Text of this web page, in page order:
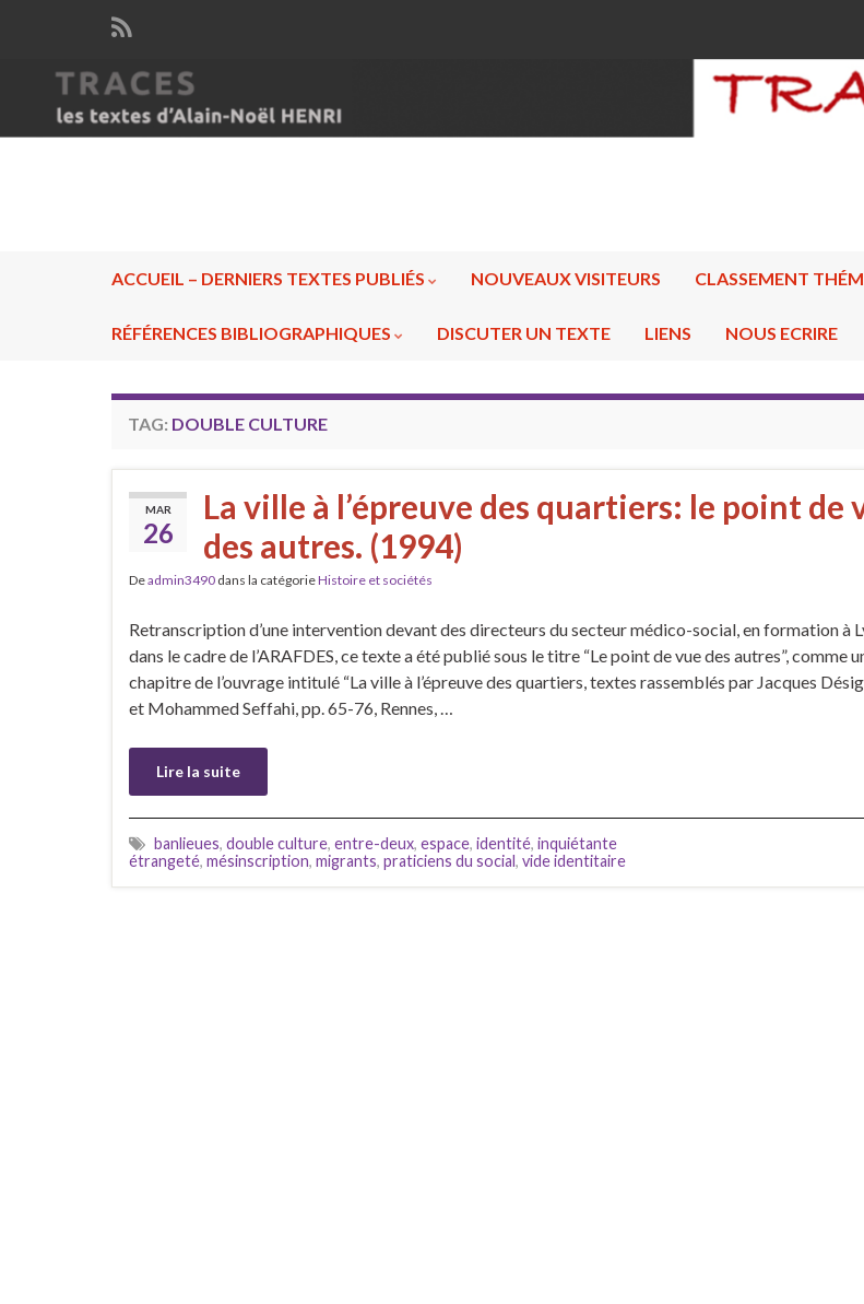
ACCUEIL – DERNIERS TEXTES PUBLIÉS NOUVEAUX VISITEURS CLASSEMENT
RÉFÉRENCES BIBLIOGRAPHIQUES DISCUTER UN TEXTE LIENS NOUS ECRIRE
TAG: DOUBLE CULTURE
MAR
26
La ville à l’épreuve des quartiers: le point de
des autres. (1994)
Deadmin3490 dans la catégorieHistoire et sociétés
Retranscription d’une intervention devant des directeurs du secteur médico-social, en formation à
dans le cadre de l’ARAFDES, ce texte a été publié sous le titre “Le point de vue des autres”, comme
chapitre de l’ouvrage intitulé “La ville à l’épreuve des quartiers, textes rassemblés par Jacques
et Mohammed Seffahi, pp. 65-76, Rennes, …
Lire la suite
banlieues, double culture, entre-deux, espace, identité, inquiétante
étrangeté, mésinscription, migrants, praticiens du social, vide identitaire